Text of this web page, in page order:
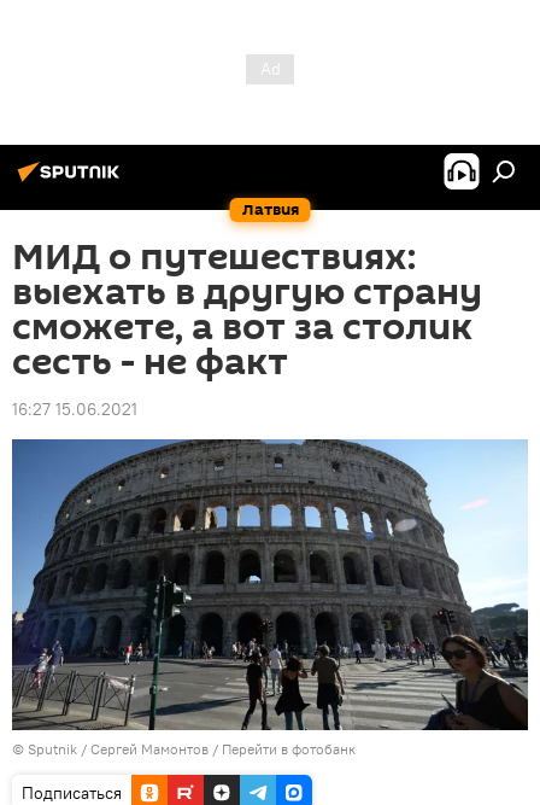
Латвия
МИД о путешествиях:
выехать в другую страну
сможете, а вот за столик
сесть - не факт
16:27 15.06.2021
© Sputnik / Сергей Мамонтов / Перейти в фотобанк
Подписаться